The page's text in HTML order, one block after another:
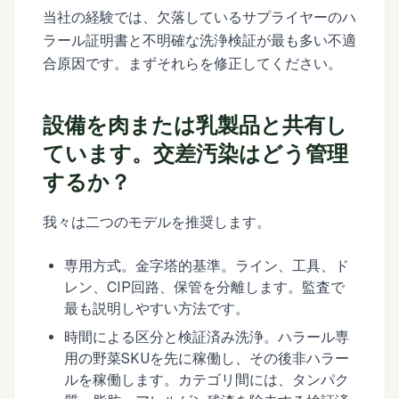
当社の経験では、欠落しているサプライヤーのハ
ラール証明書と不明確な洗浄検証が最も多い不適
合原因です。まずそれらを修正してください。
設備を肉または乳製品と共有し
ています。交差汚染はどう管理
するか？
我々は二つのモデルを推奨します。
専用方式。金字塔的基準。ライン、工具、ド
レン、CIP回路、保管を分離します。監査で
最も説明しやすい方法です。
時間による区分と検証済み洗浄。ハラール専
用の野菜SKUを先に稼働し、その後非ハラー
ルを稼働します。カテゴリ間には、タンパク